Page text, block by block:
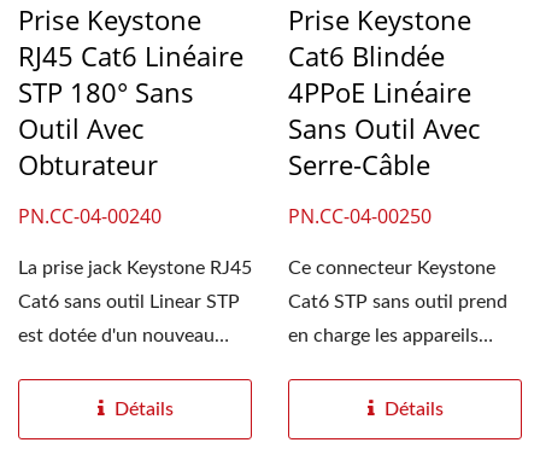
Prise Keystone
RJ45 Cat6 Linéaire
STP 180° Sans
Outil Avec
Obturateur
PN.CC-04-00240
La prise jack Keystone RJ45
Cat6 sans outil Linear STP
est dotée d'un nouveau
Détails
Prise Keystone
Cat6 Blindée
4PPoE Linéaire
Sans Outil Avec
Serre-Câble
PN.CC-04-00250
Ce connecteur Keystone
Cat6 STP sans outil prend
en charge les appareils
Détails